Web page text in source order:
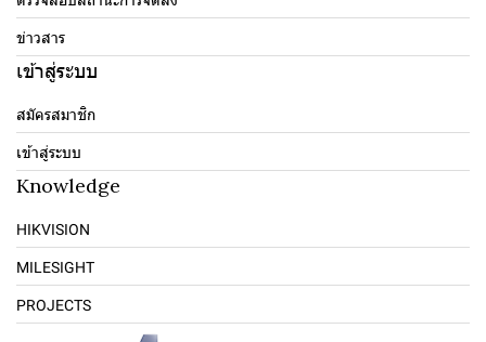
ข่าวสาร
เข้าสู่ระบบ
สมัครสมาชิก
เข้าสู่ระบบ
Knowledge
HIKVISION
MILESIGHT
PROJECTS